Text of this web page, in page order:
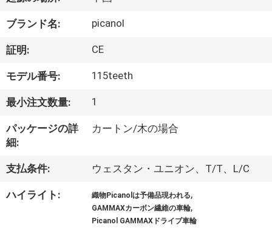
ク
ト
私
に
つ
い
ブランド名: picanol
証明: CE
モデル番号: 115teeth
最小注文数量: 1
パッケージの詳
細:
カートン/木の場合
支払条件: ウェスタン・ユニオン、T/T、L/C
ハイライト: 織物Picanolは予備品現われる,
GAMMAXカーボン繊維の車輪,
Picanol GAMMAXドライブ車輪